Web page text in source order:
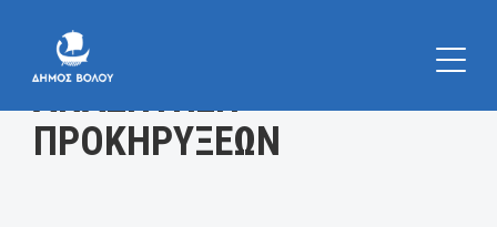
ΑΝΑΖΗΤΗΣΗ
ΠΡΟΚΗΡΥΞΕΩΝ